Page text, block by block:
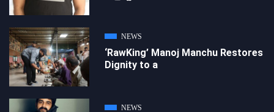
NEWS
‘RawKing’ Manoj Manchu Restores
Dignity to a
NEWS